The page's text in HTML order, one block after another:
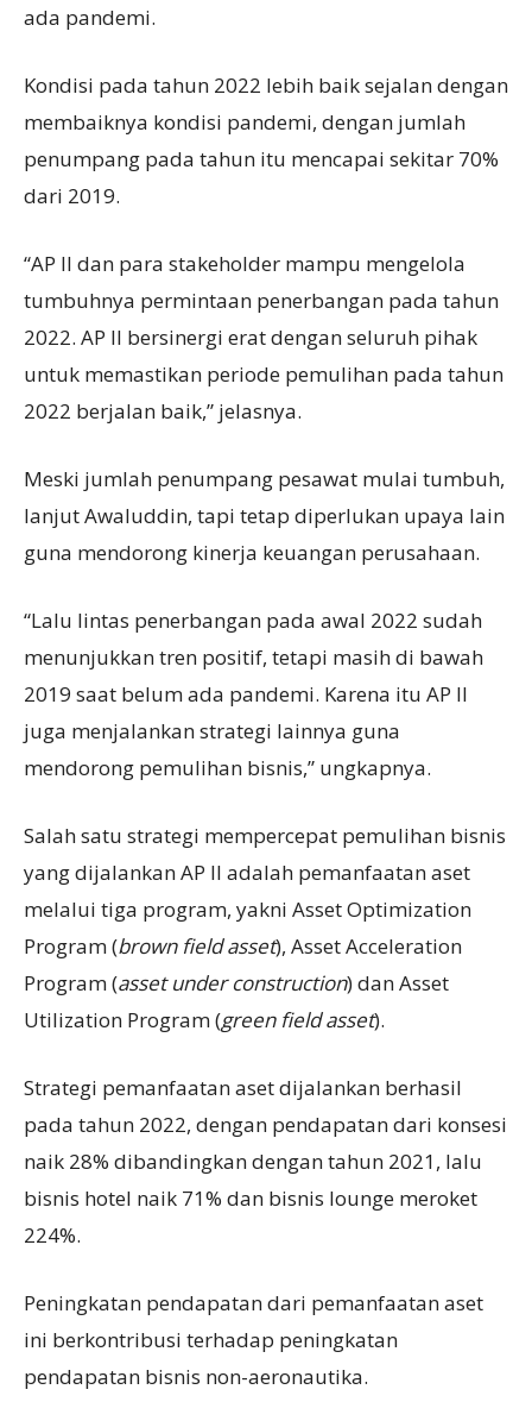
ada pandemi.
Kondisi pada tahun 2022 lebih baik sejalan dengan
membaiknya kondisi pandemi, dengan jumlah
penumpang pada tahun itu mencapai sekitar 70%
dari 2019.
“AP II dan para stakeholder mampu mengelola
tumbuhnya permintaan penerbangan pada tahun
2022. AP II bersinergi erat dengan seluruh pihak
untuk memastikan periode pemulihan pada tahun
2022 berjalan baik,” jelasnya.
Meski jumlah penumpang pesawat mulai tumbuh,
lanjut Awaluddin, tapi tetap diperlukan upaya lain
guna mendorong kinerja keuangan perusahaan.
“Lalu lintas penerbangan pada awal 2022 sudah
menunjukkan tren positif, tetapi masih di bawah
2019 saat belum ada pandemi. Karena itu AP II
juga menjalankan strategi lainnya guna
mendorong pemulihan bisnis,” ungkapnya.
Salah satu strategi mempercepat pemulihan bisnis
yang dijalankan AP II adalah pemanfaatan aset
melalui tiga program, yakni Asset Optimization
Program (brown field asset), Asset Acceleration
Program (asset under construction) dan Asset
Utilization Program (green field asset).
Strategi pemanfaatan aset dijalankan berhasil
pada tahun 2022, dengan pendapatan dari konsesi
naik 28% dibandingkan dengan tahun 2021, lalu
bisnis hotel naik 71% dan bisnis lounge meroket
224%.
Peningkatan pendapatan dari pemanfaatan aset
ini berkontribusi terhadap peningkatan
pendapatan bisnis non-aeronautika.